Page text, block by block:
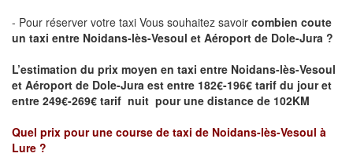
- Pour réserver votre taxi Vous souhaitez savoir combien coute
un taxi entre Noidans-lès-Vesoul et Aéroport de Dole-Jura ?
L’estimation du prix moyen en taxi entre Noidans-lès-Vesoul
et Aéroport de Dole-Jura est entre 182€-196€ tarif du jour et
entre 249€-269€ tarif nuit pour une distance de 102KM
Quel prix pour une course de taxi de Noidans-lès-Vesoul à
Lure ?